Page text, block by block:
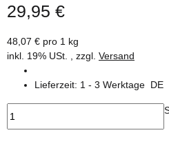
29,95 €
48,07 € pro 1 kg
inkl. 19% USt. , zzgl. Versand
Lieferzeit: 1 - 3 Werktage DE